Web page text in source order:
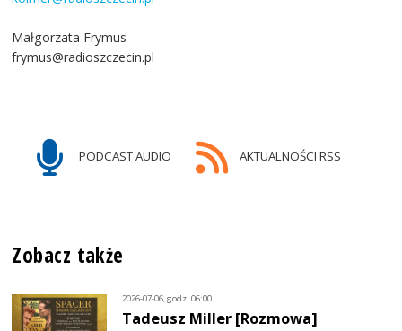
Małgorzata Frymus
frymus@radioszczecin.pl
PODCAST AUDIO AKTUALNOŚCI RSS
Zobacz także
2026-07-06, godz. 06:00
Tadeusz Miller [Rozmowa]